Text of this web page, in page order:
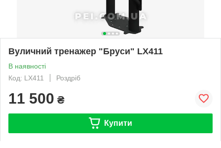
Вуличний тренажер "Бруси" LX411
В наявності
Код: LX411
Роздріб
11 500 ₴
Купити